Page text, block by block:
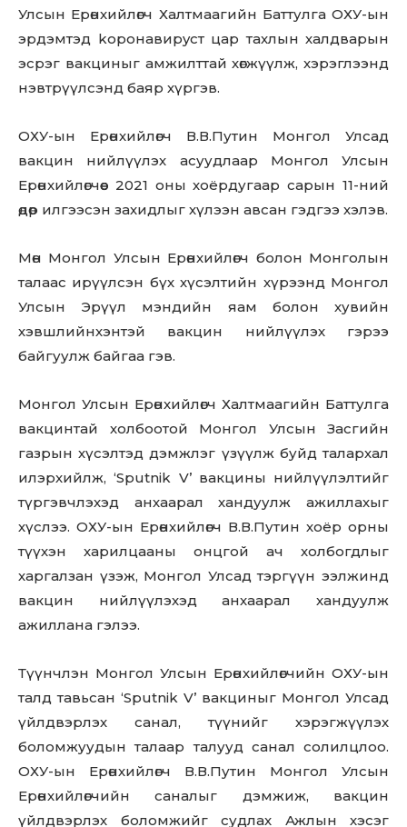
Don't miss
out!
Улсын Ерөнхийлөгч Халтмаагийн Баттулга ОХУ-ын
эрдэмтэд kopoнaвиpycт цар тахлын халдварын
эсрэг вакциныг амжилттай хөгжүүлж, хэрэглээнд
нэвтрүүлсэнд баяр хүргэв.
ОХУ-ын Ерөнхийлөгч В.В.Путин Монгол Улсад
вакцин нийлүүлэх асуудлаар Монгол Улсын
Ерөнхийлөгчөөс 2021 оны хоёрдугаар сарын 11-ний
өдөр илгээсэн захидлыг хүлээн авсан гэдгээ хэлэв.
Мөн Монгол Улсын Ерөнхийлөгч болон Монголын
талаас ирүүлсэн бүх хүсэлтийн хүрээнд Монгол
Улсын Эрүүл мэндийн яам болон хувийн
хэвшлийнхэнтэй вакцин нийлүүлэх гэрээ
байгуулж байгаа гэв.
Монгол Улсын Ерөнхийлөгч Халтмаагийн Баттулга
вакцинтай холбоотой Монгол Улсын Засгийн
газрын хүсэлтэд дэмжлэг үзүүлж буйд талархал
илэрхийлж, ‘Sputnik V’ вакцины нийлүүлэлтийг
түргэвчлэхэд анхаарал хандуулж ажиллахыг
хүслээ. ОХУ-ын Ерөнхийлөгч В.В.Путин хоёр орны
түүхэн харилцааны онцгой ач холбогдлыг
харгалзан үзэж, Монгол Улсад тэргүүн ээлжинд
вакцин нийлүүлэхэд анхаарал хандуулж
ажиллана гэлээ.
Түүнчлэн Монгол Улсын Ерөнхийлөгчийн ОХУ-ын
талд тавьсан ‘Sputnik V’ вакциныг Монгол Улсад
үйлдвэрлэх санал, түүнийг хэрэгжүүлэх
боломжуудын талаар талууд санал солилцлоо.
ОХУ-ын Ерөнхийлөгч В.В.Путин Монгол Улсын
Ерөнхийлөгчийн саналыг дэмжиж, вакцин
үйлдвэрлэх боломжийг судлах Ажлын хэсэг